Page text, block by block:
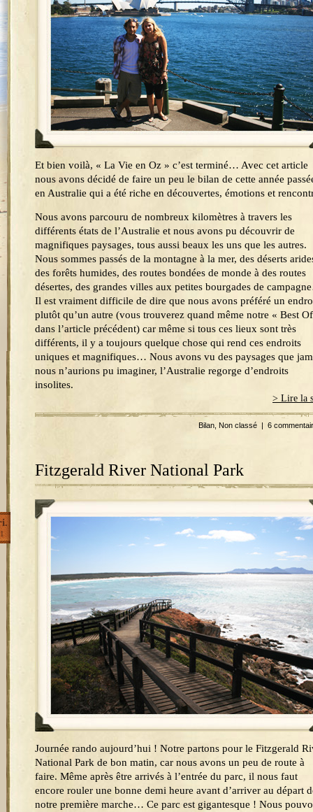
Et bien voilà, « La Vie en Oz » c’est terminé… Avec cet article
nous avons décidé de faire un peu le bilan de cette année
en Australie qui a été riche en découvertes, émotions et
Nous avons parcouru de nombreux kilomètres à travers les
différents états de l’Australie et nous avons pu découvrir de
magnifiques paysages, tous aussi beaux les uns que les autres.
Nous sommes passés de la montagne à la mer, des déserts
des forêts humides, des routes bondées de monde à des routes
désertes, des grandes villes aux petites bourgades de
Il est vraiment difficile de dire que nous avons préféré un
plutôt qu’un autre (vous trouverez quand même notre « Best
dans l’article précédent) car même si tous ces lieux sont très
différents, il y a toujours quelque chose qui rend ces endroits
uniques et magnifiques… Nous avons vu des paysages que
nous n’aurions pu imaginer, l’Australie regorge d’endroits
insolites.
> Lire la
Bilan Non classé | 6
Fitzgerald River National Park
Journée rando aujourd’hui ! Notre partons pour le Fitzgerald
National Park de bon matin, car nous avons un peu de route à
faire. Même après être arrivés à l’entrée du parc, il nous faut
encore rouler une bonne demi heure avant d’arriver au départ
notre première marche… Ce parc est gigantesque ! Nous